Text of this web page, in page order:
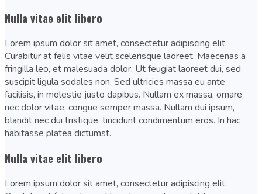
Nulla vitae elit libero
Lorem ipsum dolor sit amet, consectetur adipiscing elit.
Curabitur at felis vitae velit scelerisque laoreet. Maecenas a
fringilla leo, et malesuada dolor. Ut feugiat laoreet dui, sed
suscipit ligula sodales non. Sed ultricies massa eu ante
facilisis, in molestie justo dapibus. Nullam ex massa, ornare
nec dolor vitae, congue semper massa. Nullam dui ipsum,
blandit nec dui tristique, tincidunt condimentum eros. In hac
habitasse platea dictumst.
Nulla vitae elit libero
Lorem ipsum dolor sit amet, consectetur adipiscing elit.